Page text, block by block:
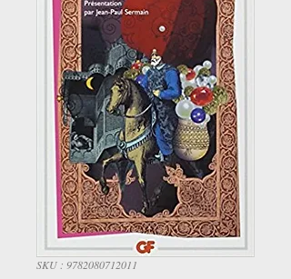
SKU : 9782080712011